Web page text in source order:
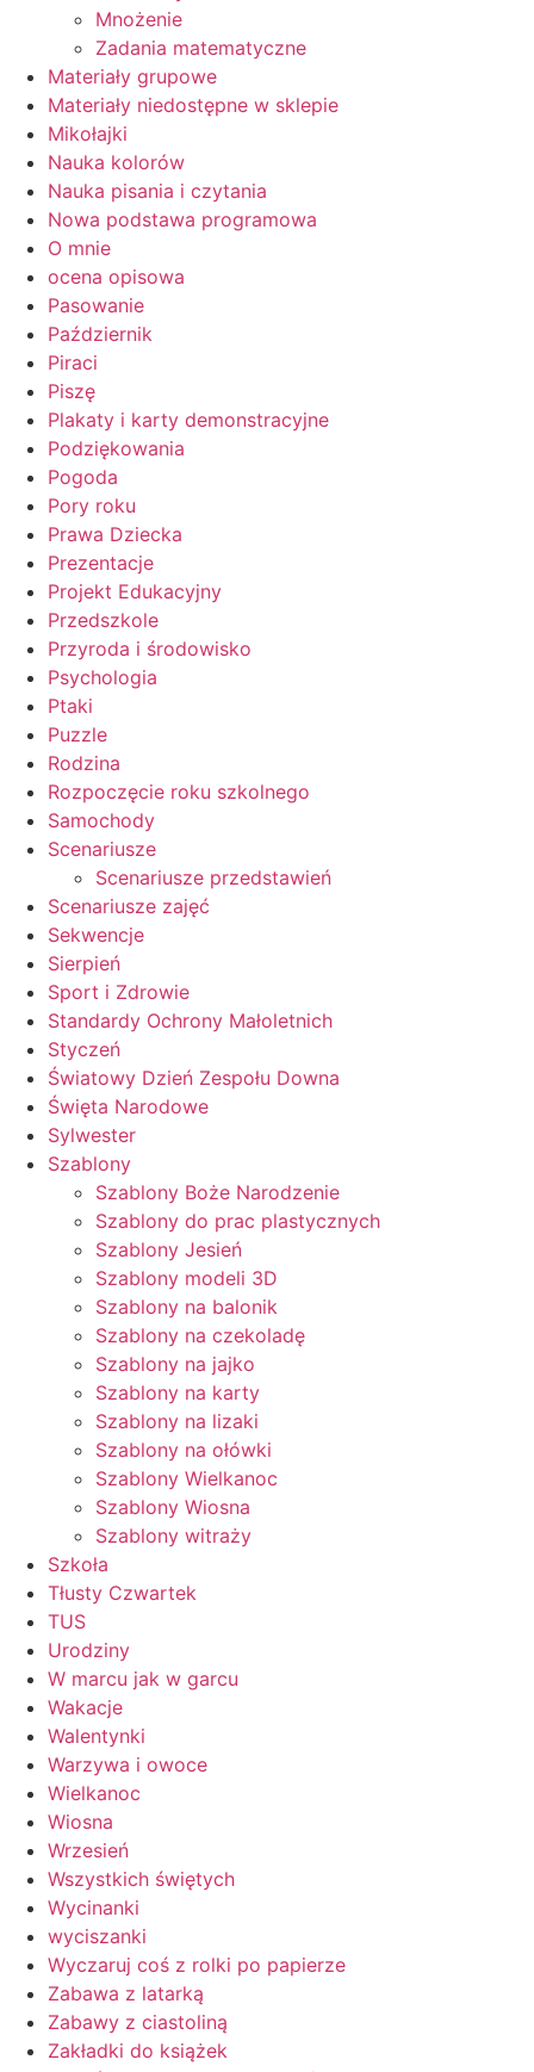
Mnożenie
Zadania matematyczne
Materiały grupowe
Materiały niedostępne w sklepie
Mikołajki
Nauka kolorów
Nauka pisania i czytania
Nowa podstawa programowa
O mnie
ocena opisowa
Pasowanie
Październik
Piraci
Piszę
Plakaty i karty demonstracyjne
Podziękowania
Pogoda
Pory roku
Prawa Dziecka
Prezentacje
Projekt Edukacyjny
Przedszkole
Przyroda i środowisko
Psychologia
Ptaki
Puzzle
Rodzina
Rozpoczęcie roku szkolnego
Samochody
Scenariusze
Scenariusze przedstawień
Scenariusze zajęć
Sekwencje
Sierpień
Sport i Zdrowie
Standardy Ochrony Małoletnich
Styczeń
Światowy Dzień Zespołu Downa
Święta Narodowe
Sylwester
Szablony
Szablony Boże Narodzenie
Szablony do prac plastycznych
Szablony Jesień
Szablony modeli 3D
Szablony na balonik
Szablony na czekoladę
Szablony na jajko
Szablony na karty
Szablony na lizaki
Szablony na ołówki
Szablony Wielkanoc
Szablony Wiosna
Szablony witraży
Szkoła
Tłusty Czwartek
TUS
Urodziny
W marcu jak w garcu
Wakacje
Walentynki
Warzywa i owoce
Wielkanoc
Wiosna
Wrzesień
Wszystkich świętych
Wycinanki
wyciszanki
Wyczaruj coś z rolki po papierze
Zabawa z latarką
Zabawy z ciastoliną
Zakładki do książek